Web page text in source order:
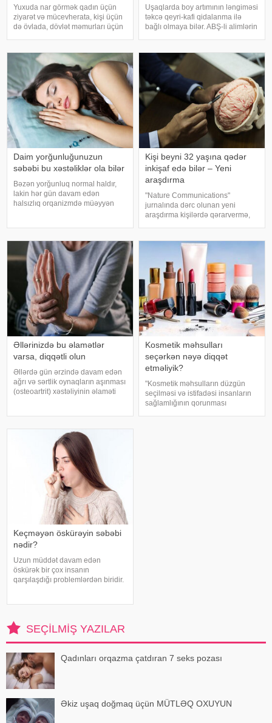
Yuxuda nar görmək qadın üçün
ziyarət və mücevherata, kişi üçün
də övlada, dövlət məmurları üçün
bərəkətinə, tacir üçün çox quru,
xalq üçün yaxşı bir idarəy
Uşaqlarda boy artımının ləngiməsi
təkcə qeyri-kafi qidalanma ilə
bağlı olmaya bilər. ABŞ-li alimlərin
bakteriyalar hələ ana bətnində
olarkən körpənin inkişafın
Daim yorğunluğunuzun
səbəbi bu xəstəliklər ola bilər
Bəzən yorğunluq normal haldır,
lakin hər gün davam edən
halsızlıq orqanizmdə müəyyən
qan azlığı, qalxanabənzər vəz
xəstəlikləri, şəkərl
Kişi beyni 32 yaşına qədər
inkişaf edə bilər – Yeni
araşdırma
"Nature Communications"
jurnalında dərc olunan yeni
araşdırma kişilərdə qərarvermə,
olan beyin nahiyələrinin orta
hesabla 32 yaşına qədər inkişa
Əllərinizdə bu əlamətlər
varsa, diqqətli olun
Əllərdə gün ərzində davam edən
ağrı və sərtlik oynaqların aşınması
(osteoartrit) xəstəliyinin əlaməti
yaranır. xəbər verir ki
Kosmetik məhsulları
seçərkən nəyə diqqət
etməliyik?
"Kosmetik məhsulların düzgün
seçilməsi və istifadəsi insanların
sağlamlığının qorunması
Keçməyən öskürəyin səbəbi
nədir?
Uzun müddət davam edən
öskürək bir çox insanın
qarşılaşdığı problemlərdən biridir.
infeksiyası olmur
SEÇILMIŞ YAZILAR
Qadınları orqazma çatdıran 7 seks pozası
Əkiz uşaq doğmaq üçün MÜTLƏQ OXUYUN